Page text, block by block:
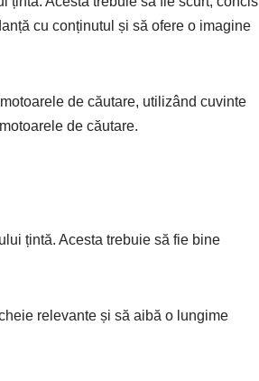
cu conținutul și să ofere o imagine
de căutare, utilizând cuvinte
de căutare.
țintă. Acesta trebuie să fie bine
relevante și să aibă o lungime